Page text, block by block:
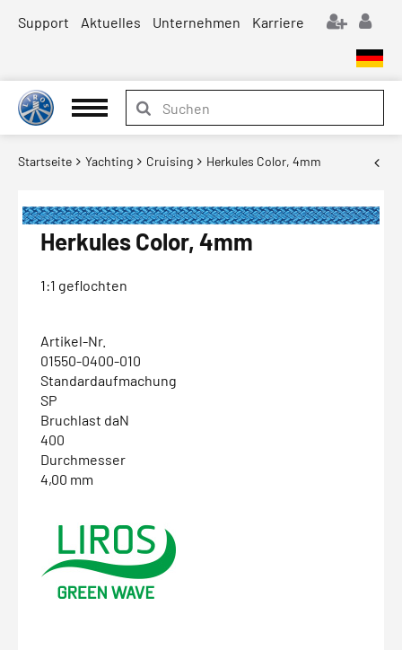
Support Aktuelles Unternehmen Karriere
Startseite Yachting Cruising Herkules Color, 4mm
Herkules Color, 4mm
1:1 geflochten
Artikel-Nr.
01550-0400-010
Standardaufmachung
SP
Bruchlast daN
400
Durchmesser
4,00 mm